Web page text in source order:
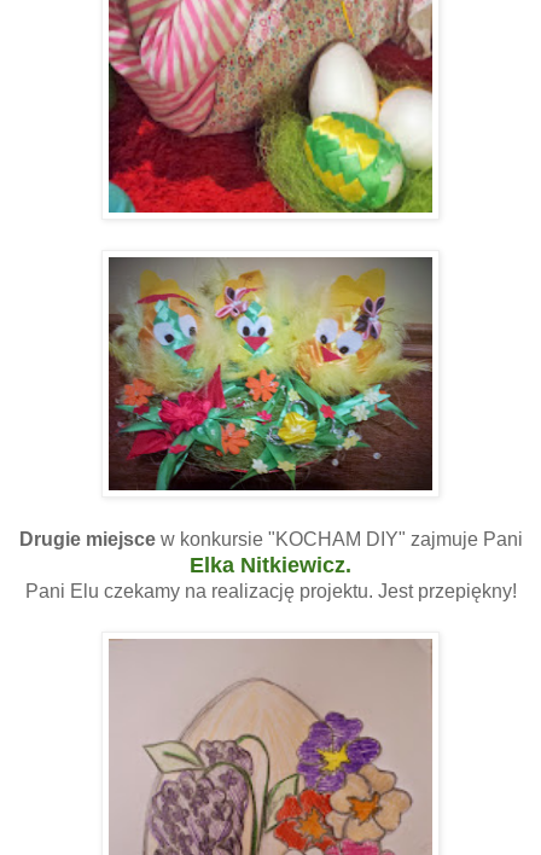
Drugie miejscew konkursie "KOCHAM DIY" zajmuje Pani
Elka Nitkiewicz.
Pani Elu czekamy na realizację projektu. Jest przepiękny!